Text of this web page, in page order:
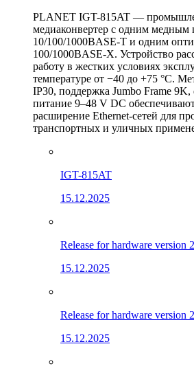
PLANET IGT-815AT —
медиаконвертер с одним медным
10/100/1000BASE-T и одним
100/1000BASE-X. Устройство
работу в жестких условиях
температуре от −40 до +75 °C.
IP30, поддержка Jumbo Frame
питание 9–48 V DC
расширение Ethernet-сетей для
транспортных и уличных
IGT-815AT
15.12.2025
Release for hardware version
15.12.2025
Release for hardware version
15.12.2025